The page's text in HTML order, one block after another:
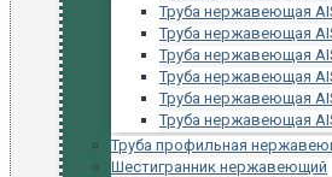
Труба нержавеющая
Труба нержавеющая
Труба нержавеющая
Труба нержавеющая
Труба нержавеющая
Труба нержавеющая
Труба профильная
Шестигранник нержавеющий